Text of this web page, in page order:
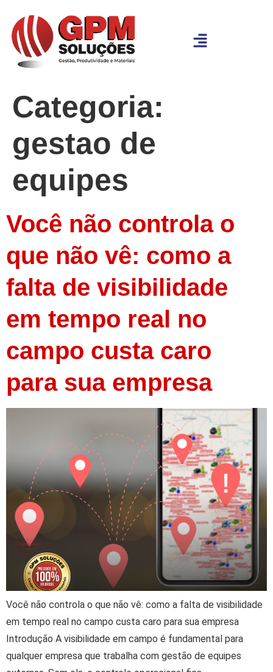
Categoria:
gestao de
equipes
Você não controla o
que não vê: como a
falta de visibilidade
em tempo real no
campo custa caro
para sua empresa
Você não controla o que não vê: como a falta de visibilidade
em tempo real no campo custa caro para sua empresa
Introdução A visibilidade em campo é fundamental para
qualquer empresa que trabalha com gestão de equipes